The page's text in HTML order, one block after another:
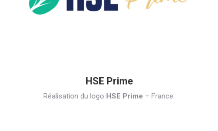
HSE Prime
Réalisation du logo HSE Prime – France.